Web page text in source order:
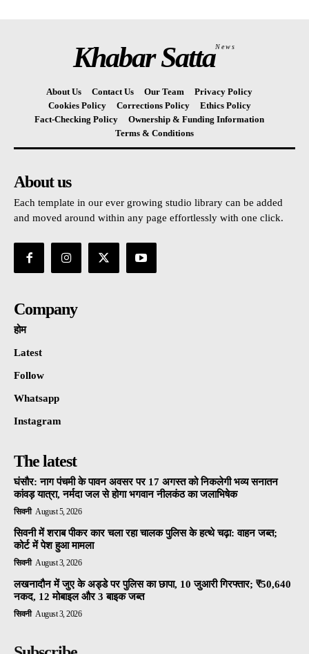
Khabar SattaNews
About Us Contact Us Our Team
Privacy Policy
Cookies Policy
Corrections Policy
Ethics Policy
Fact-Checking Policy
Ownership & Funding Information
Terms & Conditions
About us
Each template in our ever growing studio library can be added
and moved around within any page effortlessly with one click.
Company
होम
Latest
Follow
Whatsapp
Instagram
The latest
घंसौर: नाग पंचमी के पावन अवसर पर 17 अगस्त को निकलेगी भव्य सनातन
कांवड़ यात्रा, नर्मदा जल से होगा भगवान नीलकंठ का जलाभिषेक
सिवनी August 5, 2026
सिवनी में शराब पीकर कार चला रहा चालक पुलिस के हत्थे चढ़ा: वाहन जब्त;
कोर्ट में पेश हुआ मामला
सिवनी August 3, 2026
लखनादौन में जुए के अड्डे पर पुलिस का छापा, 10 जुआरी गिरफ्तार; ₹50,640
नकद, 12 मोबाइल और 3 बाइक जब्त
सिवनी August 3, 2026